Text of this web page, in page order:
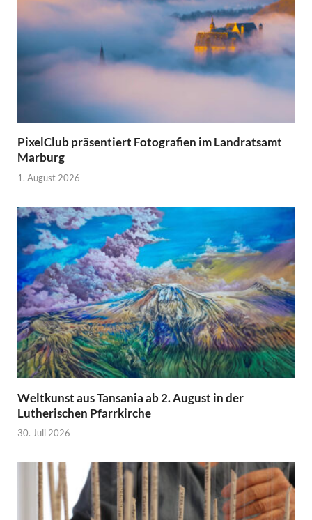
PixelClub präsentiert Fotografien im Landratsamt
Marburg
1. August 2026
Weltkunst aus Tansania ab 2. August in der
Lutherischen Pfarrkirche
30. Juli 2026